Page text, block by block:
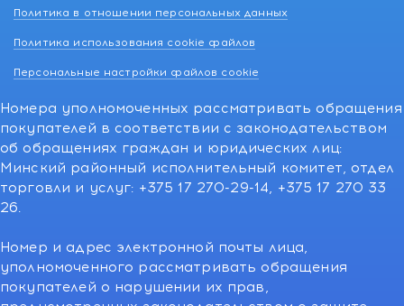
Политика в отношении персональных данных
Политика использования cookie файлов
Персональные настройки файлов cookie
Номера уполномоченных рассматривать обращения
покупателей в соответствии с законодательством
об обращениях граждан и юридических лиц:
Минский районный исполнительный комитет, отдел
торговли и услуг: +375 17 270-29-14, +375 17 270 33
26.
Номер и адрес электронной почты лица,
уполномоченного рассматривать обращения
покупателей о нарушении их прав,